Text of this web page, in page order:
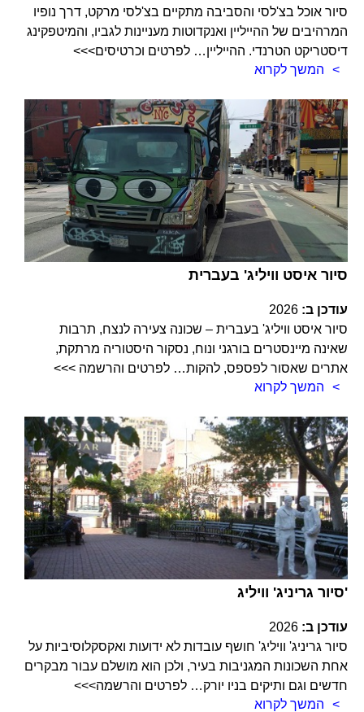
סיור אוכל בצ'לסי והסביבה מתקיים בצ'לסי מרקט, דרך נופיו
המרהיבים של ההייליין ואנקדוטות מעניינות לגביו, והמיטפקינג
דיסטריקט הטרנדי. ההייליין… לפרטים וכרטיסים>>>
המשך לקרוא
סיור איסט וויליג' בעברית
עודכן ב: 2026
סיור איסט וויליג' בעברית – שכונה צעירה לנצח, תרבות
שאינה מיינסטרים בורגני ונוח, נסקור היסטוריה מרתקת,
אתרים שאסור לפספס, להקות… לפרטים והרשמה >>>
המשך לקרוא
סיור גריניג' וויליג'
עודכן ב: 2026
סיור גריניג' וויליג' חושף עובדות לא ידועות ואקסקלוסיביות על
אחת השכונות המגניבות בעיר, ולכן הוא מושלם עבור מבקרים
חדשים וגם ותיקים בניו יורק… לפרטים והרשמה>>>
המשך לקרוא